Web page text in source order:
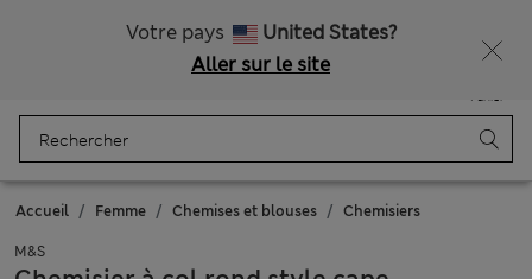
Votre pays
United States?
Aller sur le site
Panier
Accueil Femme Chemises et blouses Chemisiers
M&S